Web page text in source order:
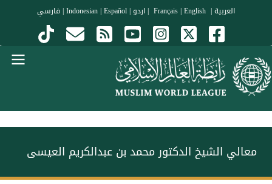
تجاوز إلى المحتوى الرئيسي
العربية|
|English
| اردو|
Indonesian |Español
| فارسي
معالي الشيخ الدكتور محمد بن عبدالكريم العيسى